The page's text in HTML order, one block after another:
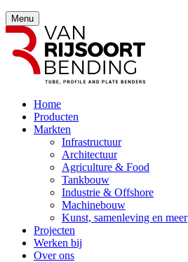
Menu
Home
Producten
Markten
Infrastructuur
Architectuur
Agriculture & Food
Tankbouw
Industrie & Offshore
Machinebouw
Kunst, samenleving en meer
Projecten
Werken bij
Over ons